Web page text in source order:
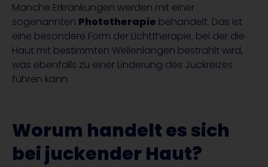
Manche Erkrankungen werden mit einer
sogenannten Phototherapie behandelt. Das ist
eine besondere Form der Lichttherapie, bei der die
Haut mit bestimmten Wellenlängen bestrahlt wird,
was ebenfalls zu einer Linderung des Juckreizes
führen kann.
Worum handelt es sich
bei juckender Haut?